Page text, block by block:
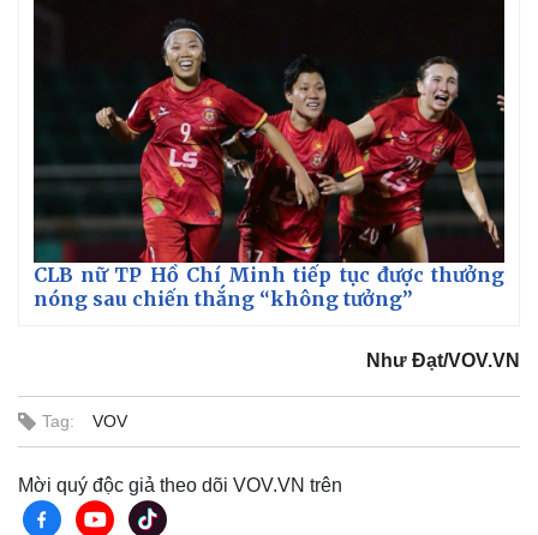
Hồ sơ
CLB nữ TP Hồ Chí Minh tiếp tục được thưởng
nóng sau chiến thắng “không tưởng”
Như Đạt/VOV.VN
Tag: VOV
Mời quý độc giả theo dõi VOV.VN trên